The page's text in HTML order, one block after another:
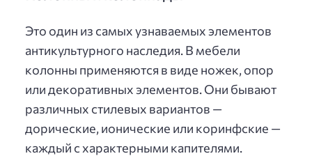
Это один из самых узнаваемых элементов
антикультурного наследия. В мебели
колонны применяются в виде ножек, опор
или декоративных элементов. Они бывают
различных стилевых вариантов —
дорические, ионические или коринфские —
каждый с характерными капителями.